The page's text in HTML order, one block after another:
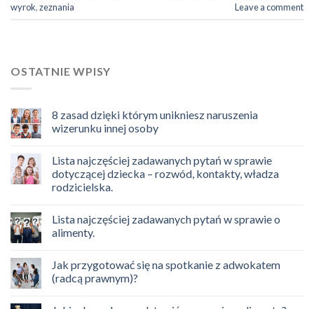
wyrok,zeznania Leave a comment
OSTATNIE WPISY
8 zasad dzięki którym unikniesz naruszenia
wizerunku innej osoby
Lista najczęściej zadawanych pytań w sprawie
dotyczącej dziecka – rozwód, kontakty, władza
rodzicielska.
Lista najczęściej zadawanych pytań w sprawie o
alimenty.
Jak przygotować się na spotkanie z adwokatem
(radcą prawnym)?